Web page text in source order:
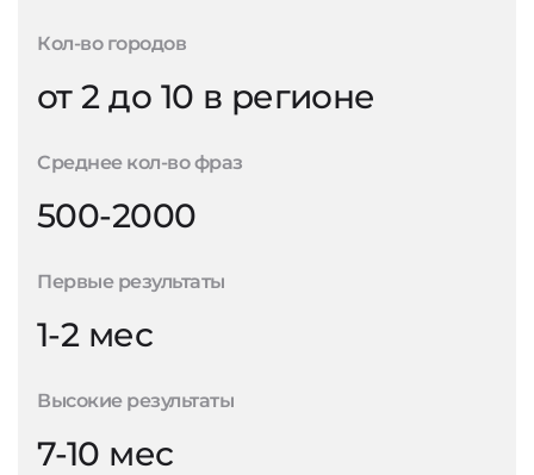
Кол-во городов
от 2 до 10 в регионе
Среднее кол-во фраз
500-2000
Первые результаты
1-2 мес
Высокие результаты
7-10 мес